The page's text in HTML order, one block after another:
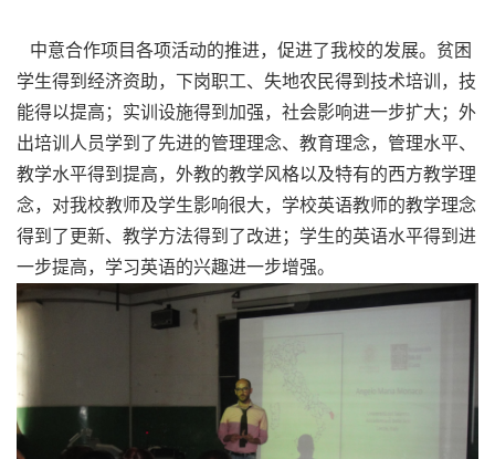
中意合作项目各项活动的推进，促进了我校的发展。贫困
学生得到经济资助，下岗职工、失地农民得到技术培训，技
能得以提高；实训设施得到加强，社会影响进一步扩大；外
出培训人员学到了先进的管理理念、教育理念，管理水平、
教学水平得到提高，外教的教学风格以及特有的西方教学理
念，对我校教师及学生影响很大，学校英语教师的教学理念
得到了更新、教学方法得到了改进；学生的英语水平得到进
一步提高，学习英语的兴趣进一步增强。